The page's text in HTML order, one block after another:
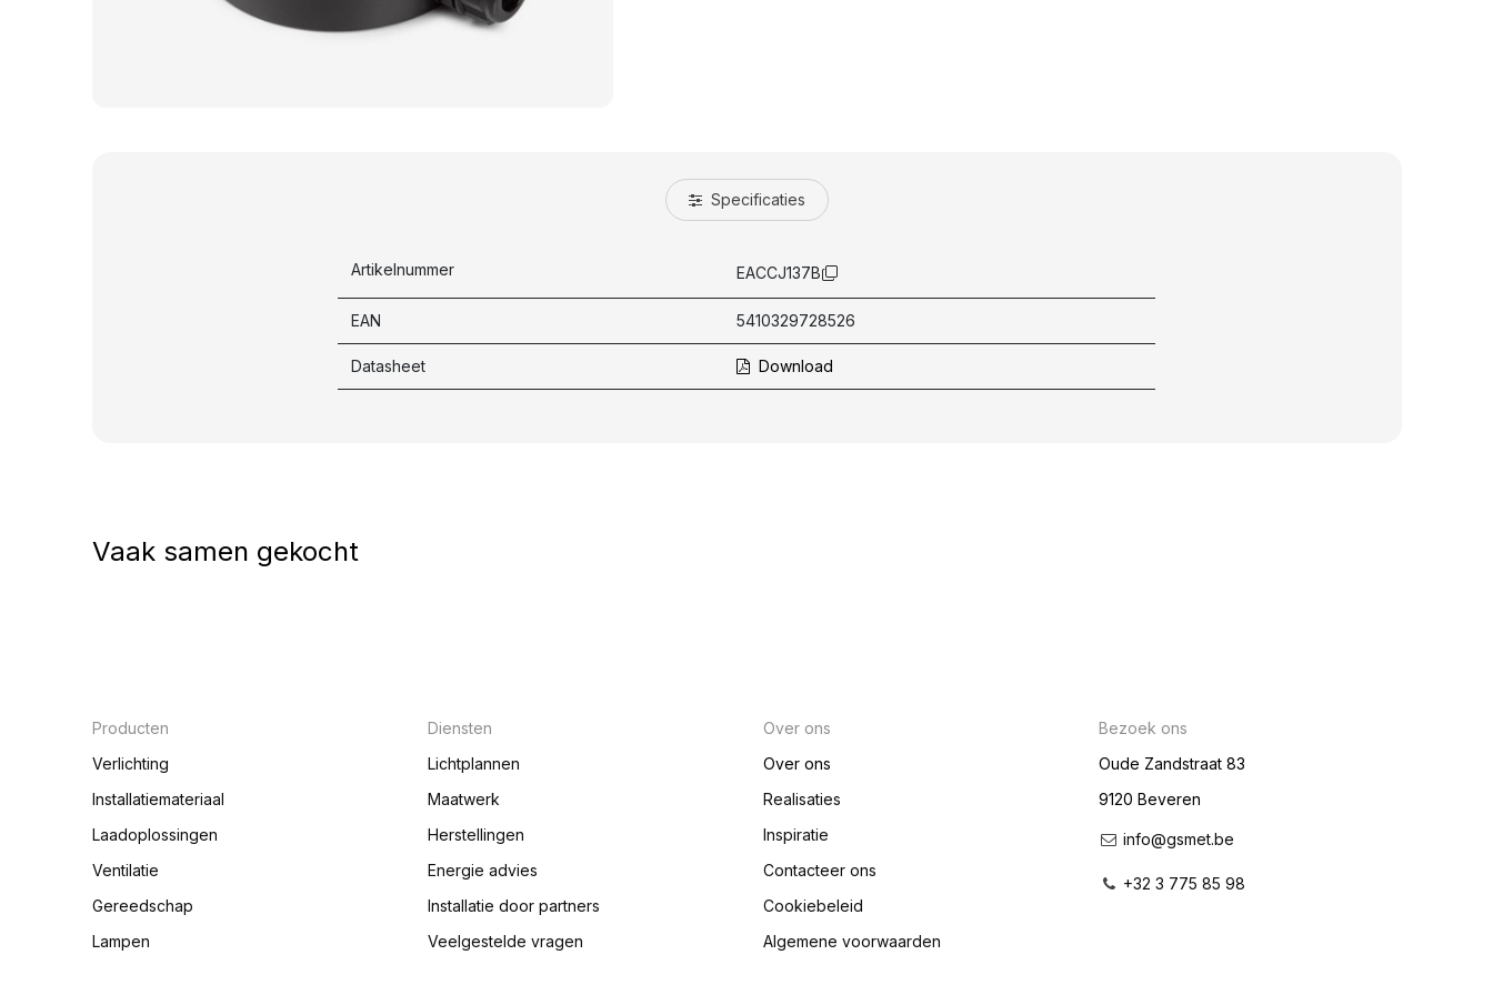
Specificaties
Artikelnummer EACCJ137B
EAN 5410329728526
Datasheet Download
Vaak samen gekocht
Producten
Verlichting
Installatiemateriaal
Laadoplossingen
Ventilatie
Gereedschap
Lampen
Diensten
Lichtplannen
Maatwerk
Herstellingen
Energie advies
Installatie door partners
Veelgestelde vragen
Over ons
Over ons
Realisaties
Inspiratie
Contacteer ons
Cookiebeleid
Algemene voorwaarden
Bezoek ons
Oude Zandstraat 83
9120 Beveren
info@gsmet.be
+32 3 775 85 98